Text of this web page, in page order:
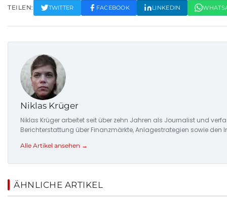
TEILEN: TWITTER FACEBOOK LINKEDIN
Niklas Krüger
Niklas Krüger arbeitet seit über zehn Jahren als Journalist und
Berichterstattung über Finanzmärkte, Anlagestrategien sowie
Alle Artikel ansehen →
ÄHNLICHE ARTIKEL